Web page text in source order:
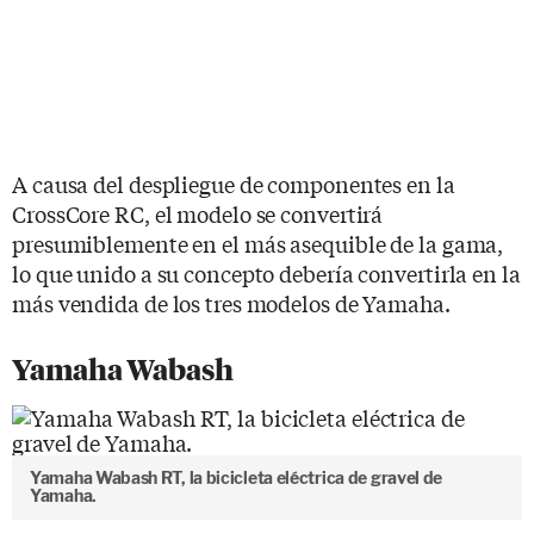
A causa del despliegue de componentes en la
CrossCore RC, el modelo se convertirá
presumiblemente en el más asequible de la gama,
lo que unido a su concepto debería convertirla en la
más vendida de los tres modelos de Yamaha.
Yamaha Wabash
Yamaha Wabash RT, la bicicleta eléctrica de gravel de
Yamaha.